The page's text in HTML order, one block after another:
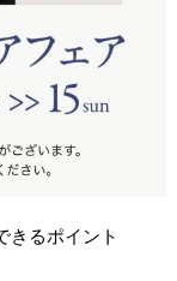
きるポイント